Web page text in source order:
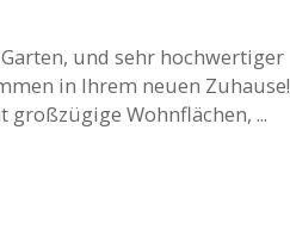
und sehr hochwertiger
in Ihrem neuen Zuhause!
Wohnflächen, ...